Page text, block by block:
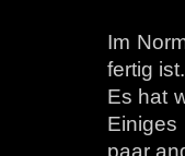
Im
fertig
Es hat
paar